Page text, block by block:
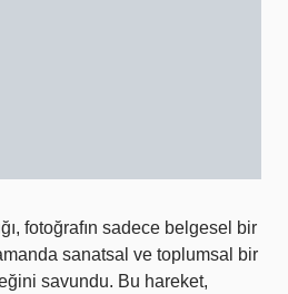
fotoğrafın sadece belgesel bir
sanatsal ve toplumsal bir
savundu. Bu hareket,